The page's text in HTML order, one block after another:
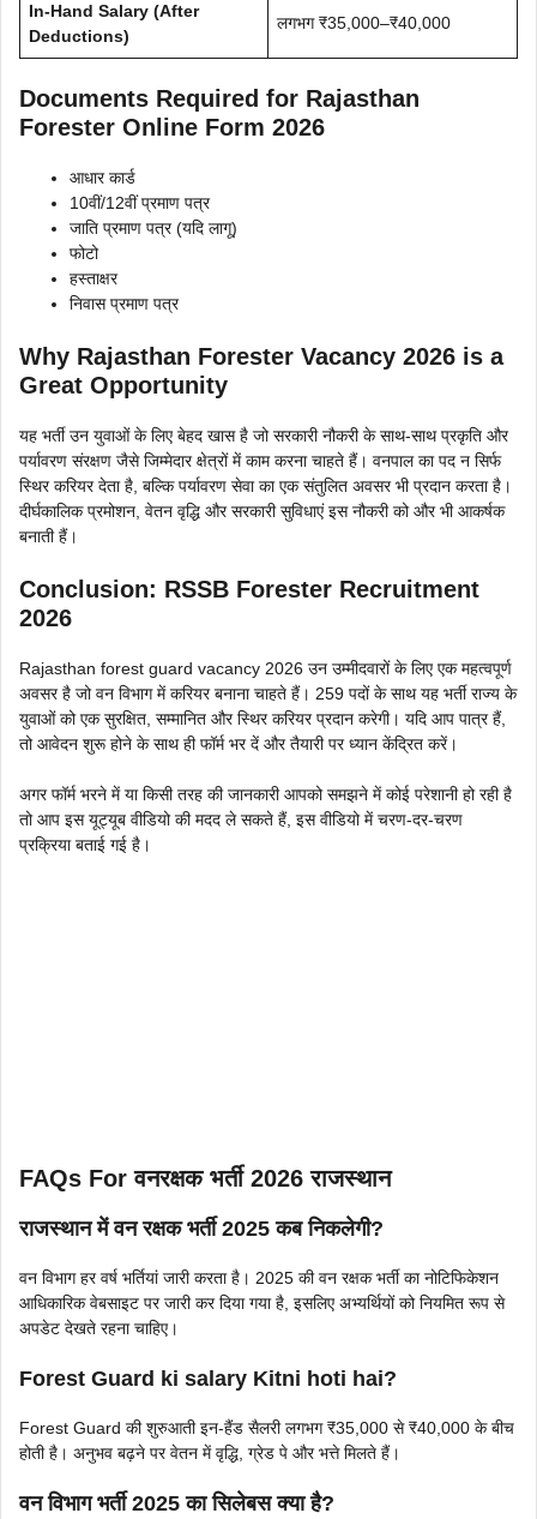
In-Hand Salary (After
Deductions)
लगभग ₹35,000–₹40,000
Documents Required for Rajasthan
Forester Online Form 2026
आधार कार्ड
10वीं/12वीं प्रमाण पत्र
जाति प्रमाण पत्र (यदि लागू)
फोटो
हस्ताक्षर
निवास प्रमाण पत्र
Why Rajasthan Forester Vacancy 2026 is a
Great Opportunity
यह भर्ती उन युवाओं के लिए बेहद खास है जो सरकारी नौकरी के साथ-साथ प्रकृति और
पर्यावरण संरक्षण जैसे जिम्मेदार क्षेत्रों में काम करना चाहते हैं। वनपाल का पद न सिर्फ
स्थिर करियर देता है, बल्कि पर्यावरण सेवा का एक संतुलित अवसर भी प्रदान करता है।
दीर्घकालिक प्रमोशन, वेतन वृद्धि और सरकारी सुविधाएं इस नौकरी को और भी आकर्षक
बनाती हैं।
Conclusion: RSSB Forester Recruitment
2026
Rajasthan forest guard vacancy 2026 उन उम्मीदवारों के लिए एक महत्वपूर्ण
अवसर है जो वन विभाग में करियर बनाना चाहते हैं। 259 पदों के साथ यह भर्ती राज्य के
युवाओं को एक सुरक्षित, सम्मानित और स्थिर करियर प्रदान करेगी। यदि आप पात्र हैं,
तो आवेदन शुरू होने के साथ ही फॉर्म भर दें और तैयारी पर ध्यान केंद्रित करें।
अगर फॉर्म भरने में या किसी तरह की जानकारी आपको समझने में कोई परेशानी हो रही है
तो आप इस यूट्यूब वीडियो की मदद ले सकते हैं, इस वीडियो में चरण-दर-चरण
प्रक्रिया बताई गई है।
FAQs For वनरक्षक भर्ती 2026 राजस्थान
राजस्थान में वन रक्षक भर्ती 2025 कब निकलेगी?
वन विभाग हर वर्ष भर्तियां जारी करता है। 2025 की वन रक्षक भर्ती का नोटिफिकेशन
आधिकारिक वेबसाइट पर जारी कर दिया गया है, इसलिए अभ्यर्थियों को नियमित रूप से
अपडेट देखते रहना चाहिए।
Forest Guard ki salary Kitni hoti hai?
Forest Guard की शुरुआती इन-हैंड सैलरी लगभग ₹35,000 से ₹40,000 के बीच
होती है। अनुभव बढ़ने पर वेतन में वृद्धि, ग्रेड पे और भत्ते मिलते हैं।
वन विभाग भर्ती 2025 का सिलेबस क्या है?